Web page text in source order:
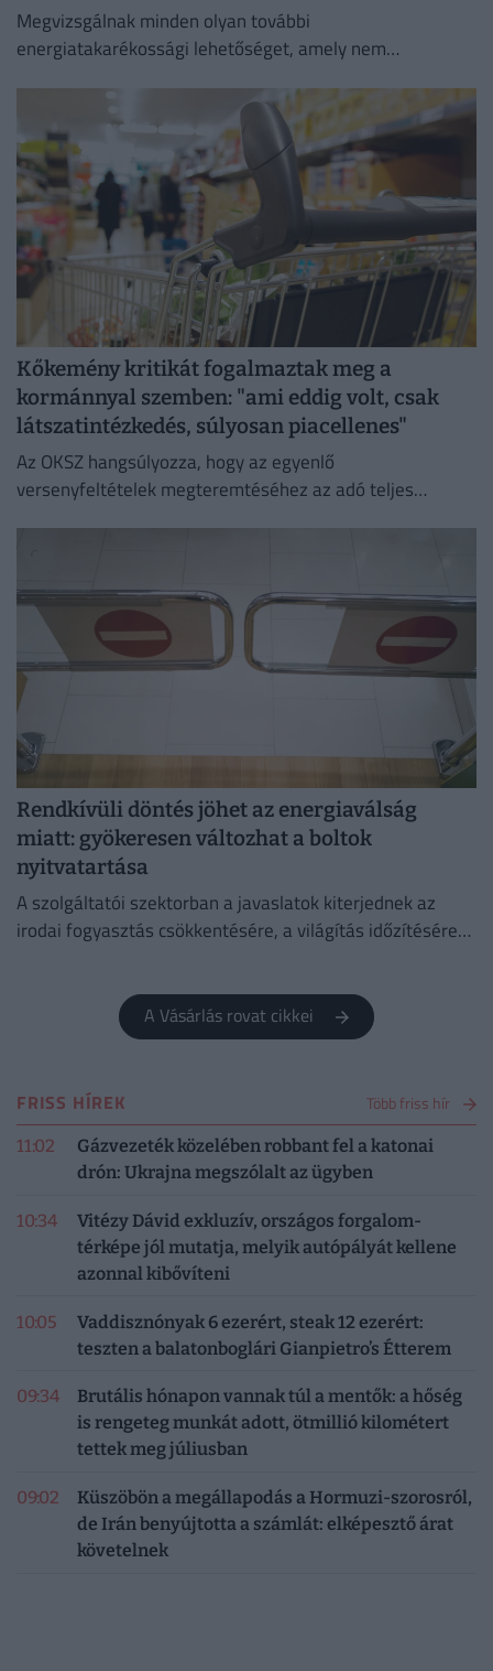
Megvizsgálnak minden olyan további
energiatakarékossági lehetőséget, amely nem
zökkenőmentes kiszolgálását.
Kőkemény kritikát fogalmaztak meg a
kormánnyal szemben: "ami eddig volt, csak
látszatintézkedés, súlyosan piacellenes"
Az OKSZ hangsúlyozza, hogy az egyenlő
versenyfeltételek megteremtéséhez az adó teljes
Rendkívüli döntés jöhet az energiaválság
miatt: gyökeresen változhat a boltok
nyitvatartása
A szolgáltatói szektorban a javaslatok kiterjednek az
irodai fogyasztás csökkentésére, a világítás időzítésére
A Vásárlás rovat cikkei
FRISS HÍREK Több friss hír
11:02
Gázvezeték közelében robbant fel a katonai
drón: Ukrajna megszólalt az ügyben
10:34
Vitézy Dávid exkluzív, országos forgalom-
térképe jól mutatja, melyik autópályát kellene
azonnal kibővíteni
10:05
Vaddisznónyak 6 ezerért, steak 12 ezerért:
teszten a balatonboglári Gianpietro’s Étterem
09:34
Brutális hónapon vannak túl a mentők: a hőség
is rengeteg munkát adott, ötmillió kilométert
tettek meg júliusban
09:02
Küszöbön a megállapodás a Hormuzi-szorosról,
de Irán benyújtotta a számlát: elképesztő árat
követelnek